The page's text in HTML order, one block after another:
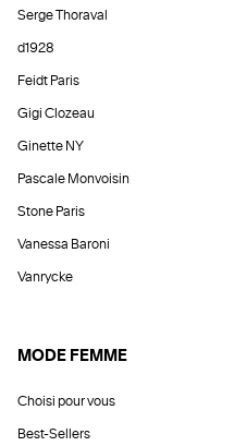
Serge Thoraval
d1928
Feidt Paris
Gigi Clozeau
Ginette NY
Pascale Monvoisin
Stone Paris
Vanessa Baroni
Vanrycke
MODE FEMME
Choisi pour vous
Best-Sellers